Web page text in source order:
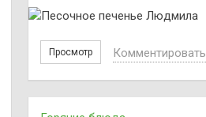
Просмотр Комментировать